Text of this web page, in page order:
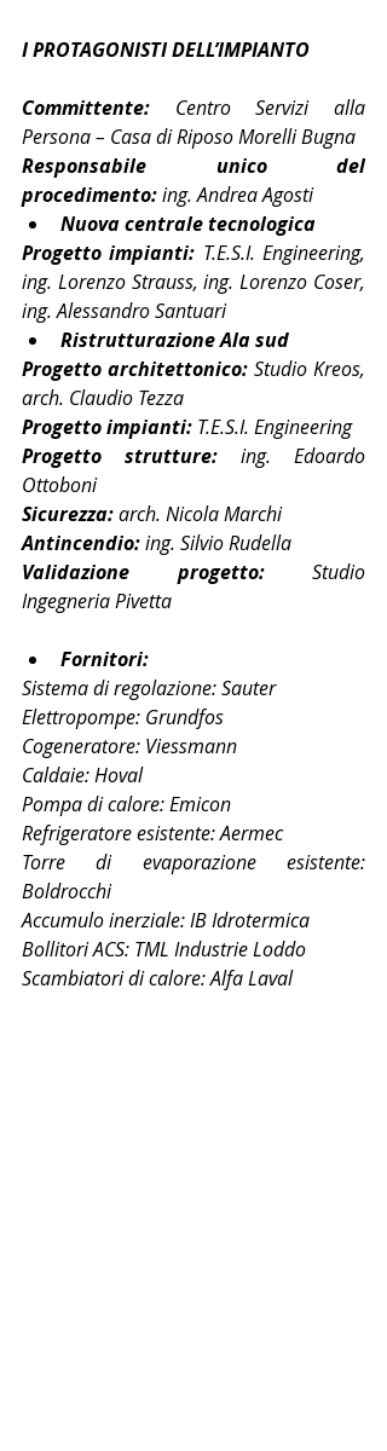
I PROTAGONISTI DELL’IMPIANTO
Committente: Centro Servizi alla
Persona – Casa di Riposo Morelli Bugna
Responsabile unico del
procedimento: ing. Andrea Agosti
Nuova centrale tecnologica
Progetto impianti: T.E.S.I. Engineering,
ing. Lorenzo Strauss, ing. Lorenzo Coser,
ing. Alessandro Santuari
Ristrutturazione Ala sud
Progetto architettonico: Studio Kreos,
arch. Claudio Tezza
Progetto impianti: T.E.S.I. Engineering
Progetto strutture: ing. Edoardo
Ottoboni
Sicurezza: arch. Nicola Marchi
Antincendio: ing. Silvio Rudella
Validazione progetto: Studio
Ingegneria Pivetta
Fornitori:
Sistema di regolazione: Sauter
Elettropompe: Grundfos
Cogeneratore: Viessmann
Caldaie: Hoval
Pompa di calore: Emicon
Refrigeratore esistente: Aermec
Torre di evaporazione esistente:
Boldrocchi
Accumulo inerziale: IB Idrotermica
Bollitori ACS: TML Industrie Loddo
Scambiatori di calore: Alfa Laval